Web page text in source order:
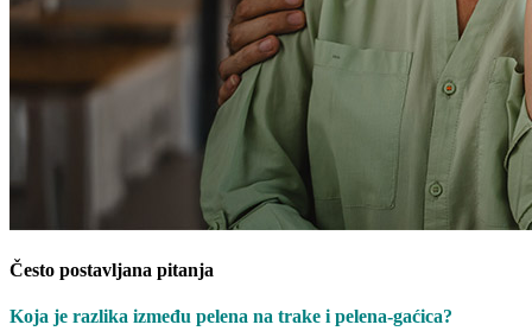
Često postavljana pitanja
Koja je razlika između pelena na trake i pelena-gaćica?